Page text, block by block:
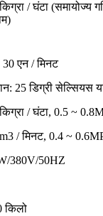
/ घंटा (समायोज्य
30 एन / मिनट
25 डिग्री सेल्सियस
/ घंटा, 0.5 ~
/ मिनट, 0.4 ~
380V/50HZ
किलो